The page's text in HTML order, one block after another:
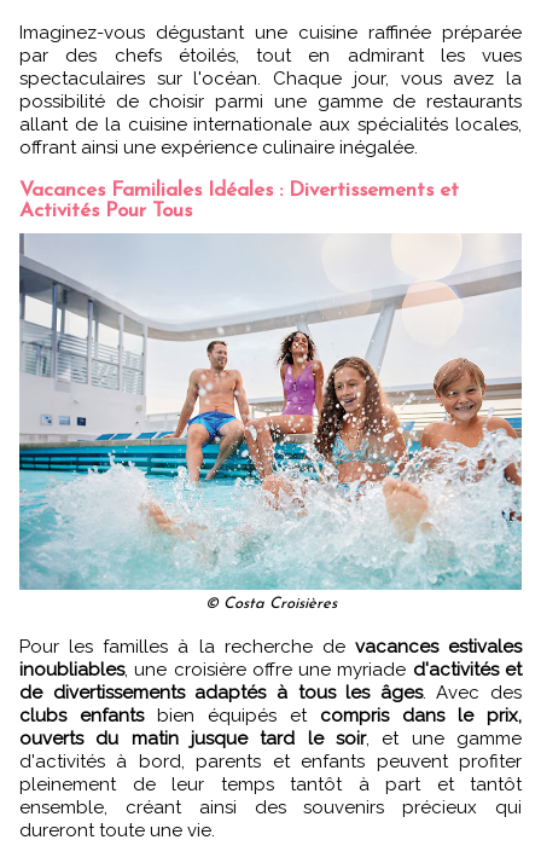
Imaginez-vous dégustant une cuisine raffinée préparée
par des chefs étoilés, tout en admirant les vues
spectaculaires sur l'océan. Chaque jour, vous avez la
possibilité de choisir parmi une gamme de restaurants
allant de la cuisine internationale aux spécialités locales,
offrant ainsi une expérience culinaire inégalée.
Vacances Familiales Idéales : Divertissements et
Activités Pour Tous
© Costa Croisières
Pour les familles à la recherche de vacances estivales
inoubliables, une croisière offre une myriade d'activités et
de divertissements adaptés à tous les âges. Avec des
clubs enfantsbien équipés et compris dans le prix,
ouverts du matin jusque tard le soir, et une gamme
d'activités à bord, parents et enfants peuvent profiter
pleinement de leur temps tantôt à part et tantôt
ensemble, créant ainsi des souvenirs précieux qui
dureront toute une vie.